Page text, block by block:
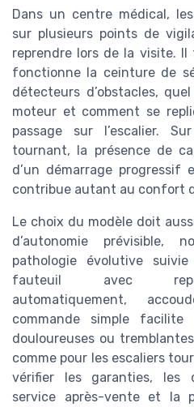
Dans un centre médical,
sur plusieurs points de
reprendre lors de la visite.
fonctionne la ceinture de
détecteurs d’obstacles,
moteur et comment se
passage sur l’escalier.
tournant, la présence de
d’un démarrage progressif
contribue autant au confort
Le choix du modèle doit
d’autonomie prévisible,
pathologie évolutive
fauteuil avec
automatiquement,
commande simple facilite
douloureuses ou
comme pour les escaliers
vérifier les garanties, les
service après-vente et la